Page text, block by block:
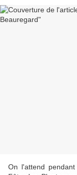
On l'attend